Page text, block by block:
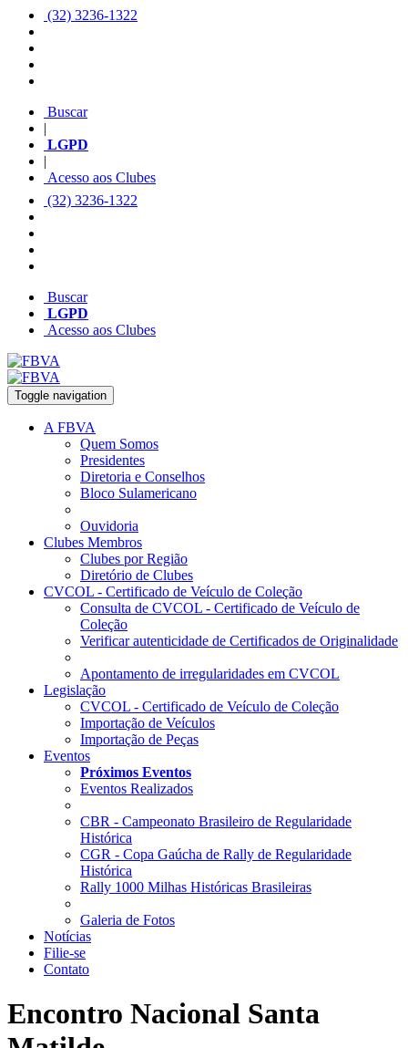
(32) 3236-1322
Buscar
|
LGPD
|
Acesso aos Clubes
(32) 3236-1322
Buscar
LGPD
Acesso aos Clubes
Toggle navigation
A FBVA
Quem Somos
Presidentes
Diretoria e Conselhos
Bloco Sulamericano
Ouvidoria
Clubes Membros
Clubes por Região
Diretório de Clubes
CVCOL - Certificado de Veículo de Coleção
Consulta de CVCOL - Certificado de Veículo de
Coleção
Verificar autenticidade de Certificados de Originalidade
Apontamento de irregularidades em CVCOL
Legislação
CVCOL - Certificado de Veículo de Coleção
Importação de Veículos
Importação de Peças
Eventos
Próximos Eventos
Eventos Realizados
CBR - Campeonato Brasileiro de Regularidade
Histórica
CGR - Copa Gaúcha de Rally de Regularidade
Histórica
Rally 1000 Milhas Históricas Brasileiras
Galeria de Fotos
Notícias
Filie-se
Contato
Encontro Nacional Santa